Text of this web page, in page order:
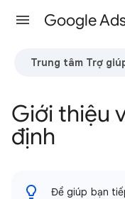
Google
Trung tâm Trợ
Giới thiệu
định
Để giúp bạn